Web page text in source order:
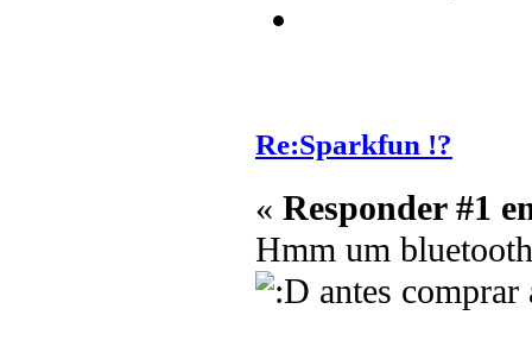
Re:Sparkfun !?
« Responder #1
Hmm um
antes